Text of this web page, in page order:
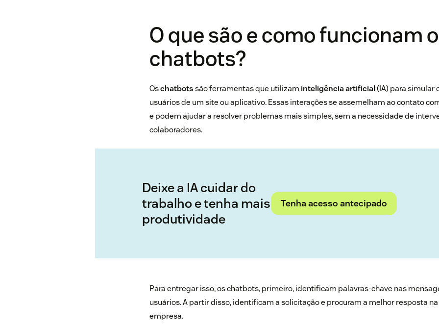
O que são e como funcionam
chatbots?
Oschatbotssão ferramentas que utilizam inteligência artificial(IA) para simular
usuários de um site ou aplicativo. Essas interações se assemelham ao contato
e podem ajudar a resolver problemas mais simples, sem a necessidade de
colaboradores.
Deixe a IA cuidar do
trabalho e tenha mais
produtividade
Tenha acesso antecipado
Para entregar isso, os chatbots, primeiro, identificam palavras-chave nas
usuários. A partir disso, identificam a solicitação e procuram a melhor resposta
empresa.